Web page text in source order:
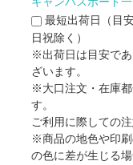
最短出荷日（目安
日祝除く）
※出荷日は目安で
ざいます。
※大口注文・在庫
す。
ご利用に際しての
※商品の地色や印
の色に差が生じる